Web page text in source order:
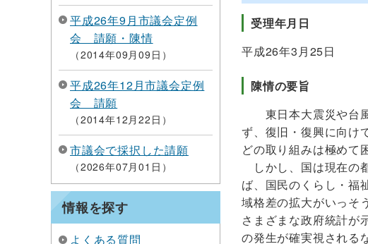
平成26年9月市議会定例
会 請願・陳情
2014年09月09日
平成26年12月市議会定例
会 請願
2014年12月22日
市議会で採択した請願
2026年07月01日
情報を探す
よくある質問
受理年月日
平成26年3月25日
陳情の要旨
東日本大震災や台風
ず、復旧・復興に向け
どの取り組みは極めて
しかし、国は現在の
ば、国民のくらし・福
域格差の拡大がいっそ
さまざまな政府統計が
の発生が確実視される